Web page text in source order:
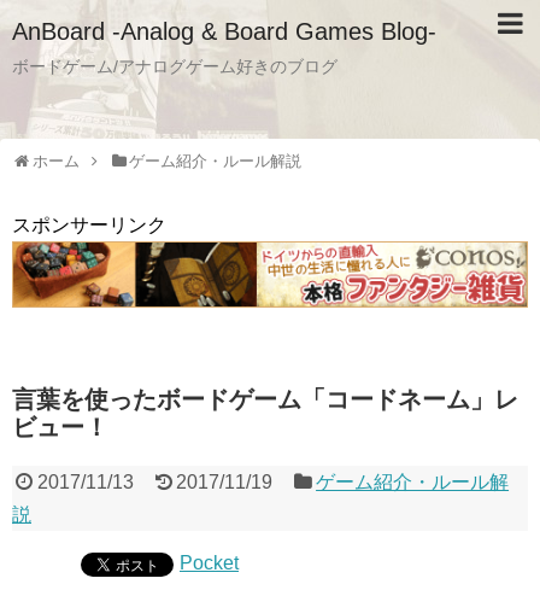
AnBoard -Analog & Board Games Blog-
ボードゲーム/アナログゲーム好きのブログ
ホーム ゲーム紹介・ルール解説
スポンサーリンク
言葉を使ったボードゲーム「コードネーム」レ
ビュー！
2017/11/13 2017/11/19
ゲーム紹介・ルール解
説
Pocket